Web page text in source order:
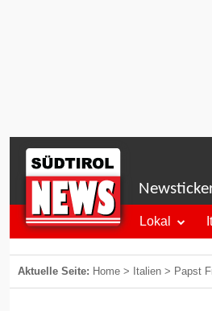
Lokal
Aktuelle Seite: Home > Italien > Papst